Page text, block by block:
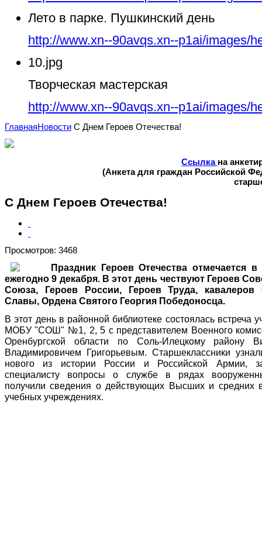
Лето в парке. Пушкинский день
http://www.xn--90avqs.xn--p1ai/images/
10.jpg
Творческая мастерская
http://www.xn--90avqs.xn--p1ai/images/
ГлавнаяНовости С Днем Героев Отечества!
Ссылка на
(Анкета для граждан Российской
С Днем Героев Отечества!
Просмотров: 3468
Праздник Героев Отечества отмечается в
ежегодно 9 декабря. В этот день чествуют Героев
Союза, Героев России, Героев Труда, кавалеров
Славы, Ордена Святого Георгия Победоносца.
В этот день в районной библиотеке состоялась встреча
МОБУ "СОШ" №1, 2, 5 с представителем Военного
Оренбургской области по Соль-Илецкому району
Владимировичем Григорьевым. Старшеклассники
нового из истории России и Российской Армии,
специалисту вопросы о службе в рядах
получили сведения о действующих Высших и средних
учебных учреждениях.